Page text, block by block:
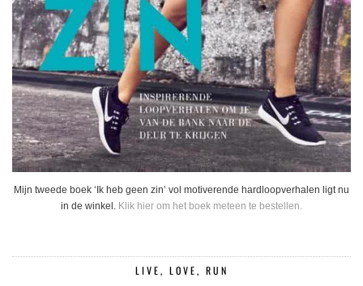
Mijn tweede boek ‘Ik heb geen zin’ vol motiverende hardloopverhalen ligt nu
in de winkel. Klik hier om het boek meteen te bestellen.
LIVE, LOVE, RUN